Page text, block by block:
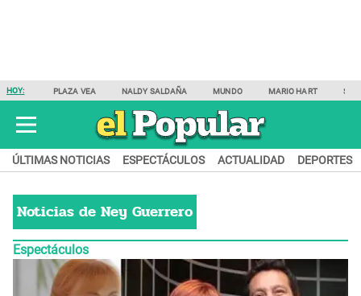
HOY: PLAZA VEA NALDY SALDAÑA MUNDO MARIO HART
ÚLTIMAS NOTICIAS ESPECTÁCULOS ACTUALIDAD DEPORTES
Noticias de Ney Guerrero
Espectáculos